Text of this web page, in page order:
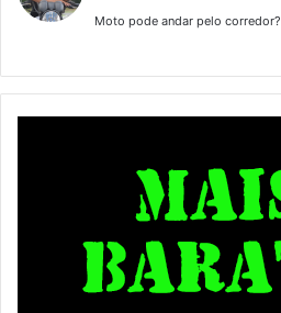
Moto pode andar pelo corredor?